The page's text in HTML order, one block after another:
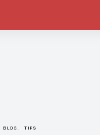
BLOG TIPS